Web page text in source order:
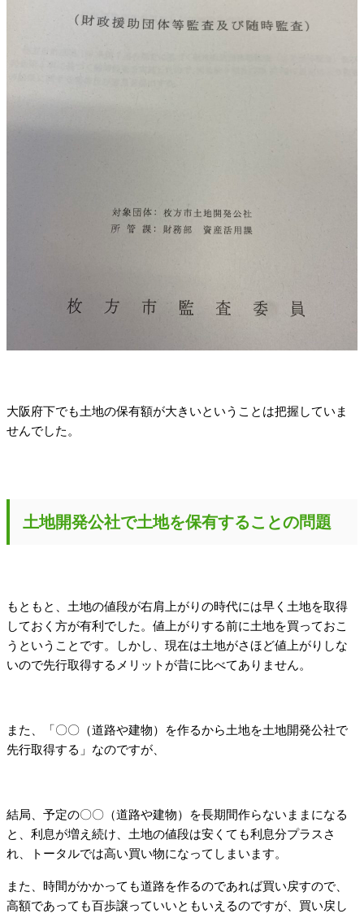
大阪府下でも土地の保有額が大きいということは把握していま
せんでした。
土地開発公社で土地を保有することの問題
もともと、土地の値段が右肩上がりの時代には早く土地を取得
しておく方が有利でした。値上がりする前に土地を買っておこ
うということです。しかし、現在は土地がさほど値上がりしな
いので先行取得するメリットが昔に比べてありません。
また、「〇〇（道路や建物）を作るから土地を土地開発公社で
先行取得する」なのですが、
結局、予定の〇〇（道路や建物）を長期間作らないままになる
と、利息が増え続け、土地の値段は安くても利息分プラスさ
れ、トータルでは高い買い物になってしまいます。
また、時間がかかっても道路を作るのであれば買い戻すので、
高額であっても百歩譲っていいともいえるのですが、買い戻し